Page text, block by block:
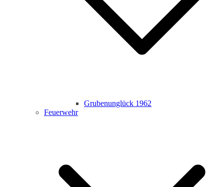
Grubenunglück 1962
Feuerwehr